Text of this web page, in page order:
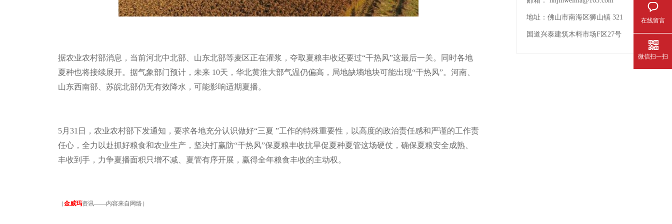
据农业农村部消息，当前河北中北部、山东北部等麦区正在灌浆，夺取夏粮丰收还要过“干热风”这最后一关。同时各地
夏种也将接续展开。据气象部门预计，未来 10天，华北黄淮大部气温仍偏高，局地缺墒地块可能出现“干热风”。河南、
山东西南部、苏皖北部仍无有效降水，可能影响适期夏播。
5月 31 日，农业农村部下发通知，要求各地充分认识做好“三夏 ”工作的特殊重要性，以高度的政治责任感和严谨的工作责
任心，全力以赴抓好粮食和农业生产，坚决打赢防“干热风”保夏粮丰收抗旱促夏种夏管这场硬仗，确保夏粮安全成熟、
丰收到手，力争夏播面积只增不减、夏管有序开展，赢得全年粮食丰收的主动权。
（金威玛资讯——内容来自网络）
地址： 佛山市南海区狮山镇 321
国道兴泰建筑木料市场F区27号
在线留言
微信扫一扫